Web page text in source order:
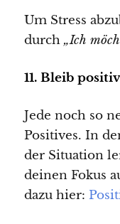
Um Stress
durch „Ich
11. Bleib positiv
Jede noch so
Positives. In
der Situation
deinen Fokus
dazu hier: